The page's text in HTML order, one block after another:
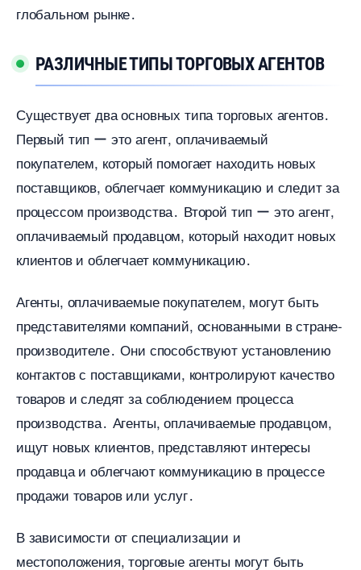
лобальном рынке․
РАЗЛИЧНЫЕ ТИПЫ ТОРГОВЫХ АГЕНТО
Существует два основных типа торговых агентов․
Первый тип ー это агент, оплачиваемый
покупателем, который помогает находить новых
поставщиков, облегчает коммуникацию и следит за
процессом производства․ Второй тип ー это агент,
оплачиваемый продавцом, который находит новых
клиентов и облегчает коммуникацию․
Агенты, оплачиваемые покупателем, могут быть
представителями компаний, основанными в стране-
производителе․ Они способствуют установлению
контактов с поставщиками, контролируют качество
товаров и следят за соблюдением процесса
производства․ Агенты, оплачиваемые продавцом,
ищут новых клиентов, представляют интересы
продавца и облегчают коммуникацию в процессе
продажи товаров или услуг․
зависимости от специализации и
местоположения, торговые агенты могут быть